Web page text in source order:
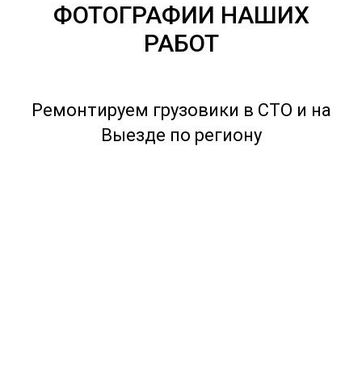
ФОТОГРАФИИ НАШИХ
РАБОТ
Ремонтируем грузовики в СТО и на
Выезде по региону